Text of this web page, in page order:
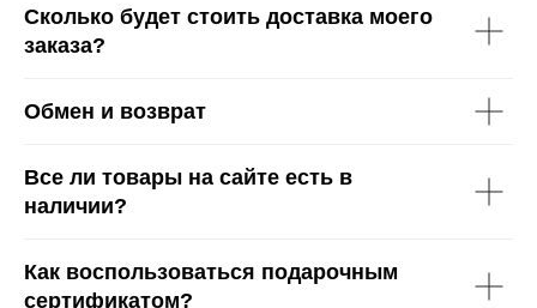
Сколько будет стоить доставка моего
заказа?
Обмен и возврат
Все ли товары на сайте есть в
наличии?
Как воспользоваться подарочным
сертификатом?